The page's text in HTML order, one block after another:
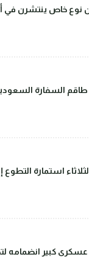
من نوع خاص ينتشرن
السفارة
استمارة التطوع
عسكري كبير انضمامه